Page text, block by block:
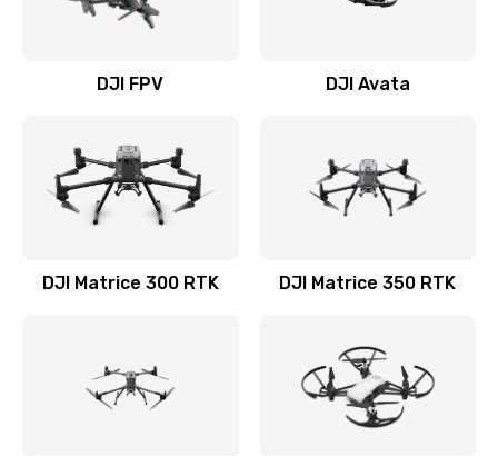
DJI FPV DJI Avata
DJI Matrice 300 RTK DJI Matrice 350 RTK